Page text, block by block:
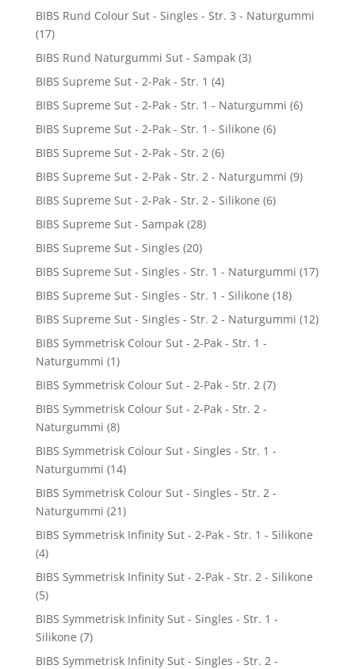
BIBS Rund Colour Sut - Singles - Str. 3 - Naturgummi
(17)
BIBS Rund Naturgummi Sut - Sampak (3)
BIBS Supreme Sut - 2-Pak - Str. 1 (4)
BIBS Supreme Sut - 2-Pak - Str. 1 - Naturgummi (6)
BIBS Supreme Sut - 2-Pak - Str. 1 - Silikone (6)
BIBS Supreme Sut - 2-Pak - Str. 2 (6)
BIBS Supreme Sut - 2-Pak - Str. 2 - Naturgummi (9)
BIBS Supreme Sut - 2-Pak - Str. 2 - Silikone (6)
BIBS Supreme Sut - Sampak (28)
BIBS Supreme Sut - Singles (20)
BIBS Supreme Sut - Singles - Str. 1 - Naturgummi (17)
BIBS Supreme Sut - Singles - Str. 1 - Silikone (18)
BIBS Supreme Sut - Singles - Str. 2 - Naturgummi (12)
BIBS Symmetrisk Colour Sut - 2-Pak - Str. 1 -
Naturgummi (1)
BIBS Symmetrisk Colour Sut - 2-Pak - Str. 2 (7)
BIBS Symmetrisk Colour Sut - 2-Pak - Str. 2 -
Naturgummi (8)
BIBS Symmetrisk Colour Sut - Singles - Str. 1 -
Naturgummi (14)
BIBS Symmetrisk Colour Sut - Singles - Str. 2 -
Naturgummi (21)
BIBS Symmetrisk Infinity Sut - 2-Pak - Str. 1 - Silikone
(4)
BIBS Symmetrisk Infinity Sut - 2-Pak - Str. 2 - Silikone
(5)
BIBS Symmetrisk Infinity Sut - Singles - Str. 1 -
Silikone (7)
BIBS Symmetrisk Infinity Sut - Singles - Str. 2 -